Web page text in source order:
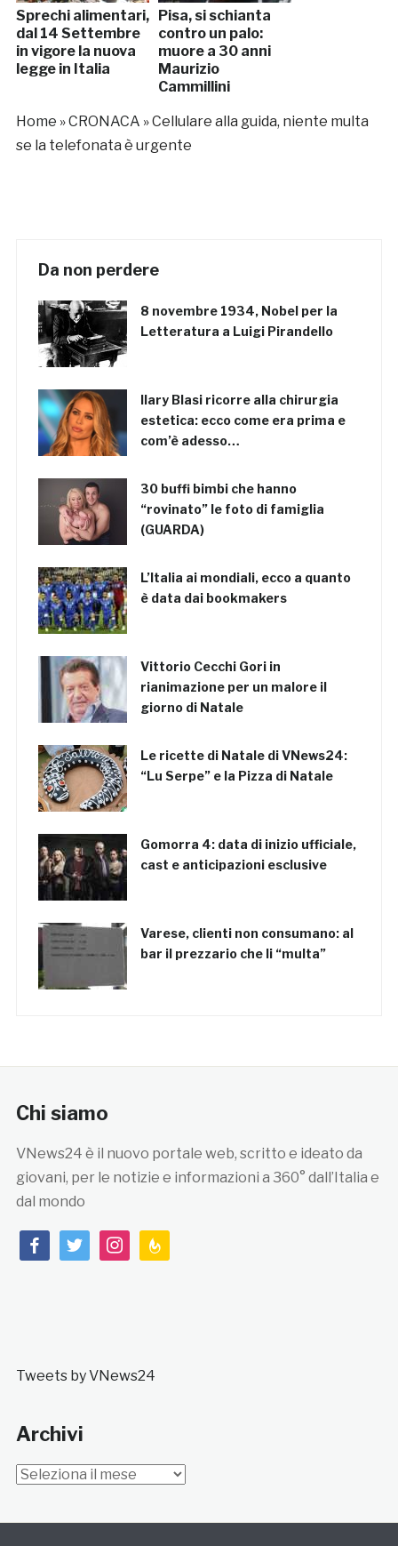
Sprechi alimentari,
dal 14 Settembre
in vigore la nuova
legge in Italia
Pisa, si schianta
contro un palo:
muore a 30 anni
Maurizio
Cammillini
Home »CRONACA »Cellulare alla guida, niente multa
se la telefonata è urgente
Da non perdere
8 novembre 1934, Nobel per la
Letteratura a Luigi Pirandello
Ilary Blasi ricorre alla chirurgia
estetica: ecco come era prima e
com’è adesso…
30 buffi bimbi che hanno
“rovinato” le foto di famiglia
(GUARDA)
L’Italia ai mondiali, ecco a quanto
è data dai bookmakers
Vittorio Cecchi Gori in
rianimazione per un malore il
giorno di Natale
Le ricette di Natale di VNews24:
“Lu Serpe” e la Pizza di Natale
Gomorra 4: data di inizio ufficiale,
cast e anticipazioni esclusive
Varese, clienti non consumano: al
bar il prezzario che li “multa”
Chi siamo
VNews24 è il nuovo portale web, scritto e ideato da
giovani, per le notizie e informazioni a 360° dall’Italia e
dal mondo
facebooktwitterinstagramfeedburner
Tweets by VNews24
Archivi
Archivi